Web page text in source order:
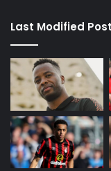
Last Modified